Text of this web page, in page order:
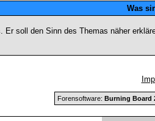
Was
soll den Sinn des Themas näher
Forensoftware: Burning Board